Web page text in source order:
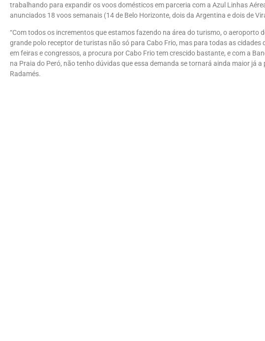
trabalhando para expandir os voos domésticos em parceria com a Azul Linhas
anunciados 18 voos semanais (14 de Belo Horizonte, dois da Argentina e dois de
“Com todos os incrementos que estamos fazendo na área do turismo, o aeroporto
grande polo receptor de turistas não só para Cabo Frio, mas para todas as
em feiras e congressos, a procura por Cabo Frio tem crescido bastante, e com a
na Praia do Peró, não tenho dúvidas que essa demanda se tornará ainda maior já
Radamés.